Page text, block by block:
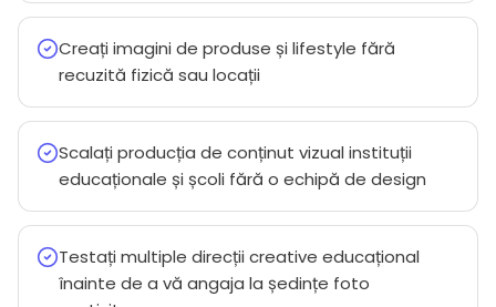
Creați imagini de produse și lifestyle fără
recuzită fizică sau locații
Scalați producția de conținut vizual instituții
educaționale și școli fără o echipă de design
Testați multiple direcții creative educațional
înainte de a vă angaja la ședințe foto